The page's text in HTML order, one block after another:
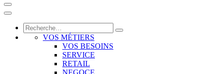
VOS MÉTIERS
VOS BESOINS
SERVICE
RETAIL